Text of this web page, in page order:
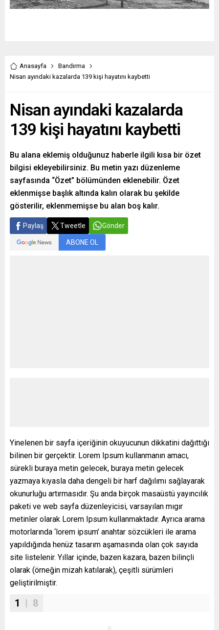
Anasayfa
Bandırma
Nisan ayındaki kazalarda 139 kişi hayatını kaybetti
Nisan ayındaki kazalarda
139 kişi hayatını kaybetti
Bu alana eklemiş olduğunuz haberle ilgili kısa bir özet
bilgisi ekleyebilirsiniz. Bu metin yazı düzenleme
sayfasında “Özet” bölümünden eklenebilir. Özet
eklenmişse başlık altında kalın olarak bu şekilde
gösterilir, eklenmemişse bu alan boş kalır.
Paylaş Tweetle Gönder
ABONE OL
Yinelenen bir sayfa içeriğinin okuyucunun dikkatini dağıttığı
bilinen bir gerçektir. Lorem Ipsum kullanmanın amacı,
sürekli buraya metin gelecek, buraya metin gelecek
yazmaya kıyasla daha dengeli bir harf dağılımı sağlayarak
okunurluğu artırmasıdır. Şu anda birçok masaüstü yayıncılık
paketi ve web sayfa düzenleyicisi, varsayılan mıgır
metinler olarak Lorem Ipsum kullanmaktadır. Ayrıca arama
motorlarında ‘lorem ipsum’ anahtar sözcükleri ile arama
yapıldığında henüz tasarım aşamasında olan çok sayıda
site listelenir. Yıllar içinde, bazen kazara, bazen bilinçli
olarak (örneğin mizah katılarak), çeşitli sürümleri
geliştirilmiştir.
1 | 8